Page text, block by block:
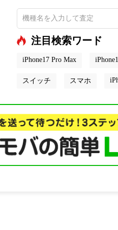
注目検索ワード
iPhone17 Pro Max
スイッチ スマホ